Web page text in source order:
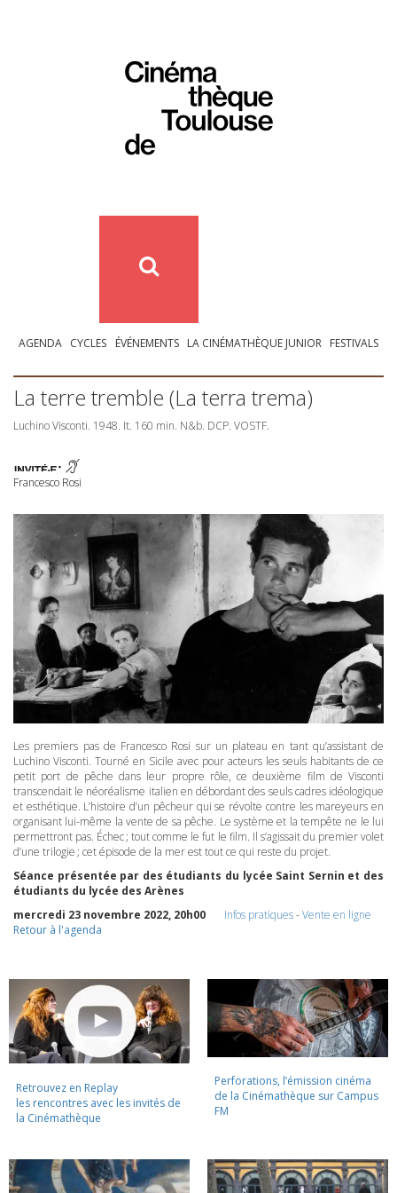
AGENDA CYCLES ÉVÉNEMENTS LA CINÉMATHÈQUE JUNIOR FESTIVALS
La terre tremble (La terra trema)
Luchino Visconti. 1948. It. 160 min. N&b. DCP. VOSTF.
Francesco Rosi
Les premiers pas de Francesco Rosi sur un plateau en tant qu’assistant de
Luchino Visconti. Tourné en Sicile avec pour acteurs les seuls habitants de ce
petit port de pêche dans leur propre rôle, ce deuxième film de Visconti
transcendait le néoréalisme italien en débordant des seuls cadres idéologique
et esthétique. L’histoire d’un pêcheur qui se révolte contre les mareyeurs en
organisant lui-même la vente de sa pêche. Le système et la tempête ne le lui
permettront pas. Échec ; tout comme le fut le film. Il s’agissait du premier volet
d’une trilogie ; cet épisode de la mer est tout ce qui reste du projet.
Séance présentée par des étudiants du lycée Saint Sernin et des
étudiants du lycée des Arènes
mercredi 23 novembre 2022, 20h00
Infos pratiques-Vente en ligne
Retour à l'agenda
Retrouvez en Replay
les rencontres avec les invités de
la Cinémathèque
Perforations, l’émission cinéma
de la Cinémathèque sur Campus
FM